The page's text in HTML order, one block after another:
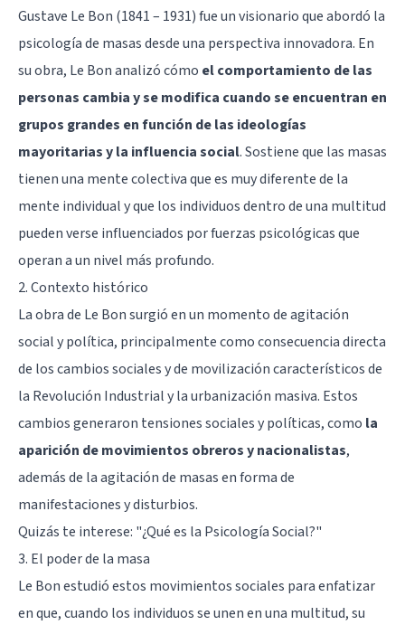
Gustave Le Bon (1841 – 1931) fue un visionario que abordó la
psicología de masas desde una perspectiva innovadora. En
su obra, Le Bon analizó cómo el comportamiento de las
personas cambia y se modifica cuando se encuentran en
grupos grandes en función de las ideologías
mayoritarias y la influencia social. Sostiene que las masas
tienen una mente colectiva que es muy diferente de la
mente individual y que los individuos dentro de una multitud
pueden verse influenciados por fuerzas psicológicas que
operan a un nivel más profundo.
2. Contexto histórico
La obra de Le Bon surgió en un momento de agitación
social y política, principalmente como consecuencia directa
de los cambios sociales y de movilización característicos de
la Revolución Industrial y la urbanización masiva. Estos
cambios generaron tensiones sociales y políticas, como la
aparición de movimientos obreros y nacionalistas,
además de la agitación de masas en forma de
manifestaciones y disturbios.
Quizás te interese: "¿Qué es la Psicología Social?"
3. El poder de la masa
Le Bon estudió estos movimientos sociales para enfatizar
en que, cuando los individuos se unen en una multitud, su